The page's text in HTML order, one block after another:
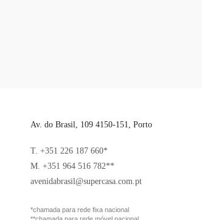
Av. do Brasil, 109 4150-151, Porto
T. +351 226 187 660*
M. +351 964 516 782**
avenidabrasil@supercasa.com.pt
*chamada para rede fixa nacional